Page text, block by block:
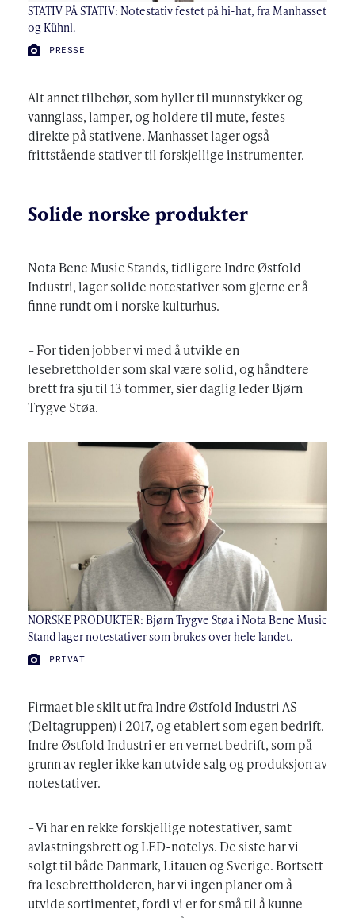
STATIV PÅ STATIV: Notestativ festet på hi-hat, fra Manhasset
og Kühnl.
FOTO:
PRESSE
Alt annet tilbehør, som hyller til munnstykker og
vannglass, lamper, og holdere til mute, festes
direkte på stativene. Manhasset lager også
frittstående stativer til forskjellige instrumenter.
Solide norske produkter
Nota Bene Music Stands, tidligere Indre Østfold
Industri, lager solide notestativer som gjerne er å
finne rundt om i norske kulturhus.
– For tiden jobber vi med å utvikle en
lesebrettholder som skal være solid, og håndtere
brett fra sju til 13 tommer, sier daglig leder Bjørn
Trygve Støa.
NORSKE PRODUKTER: Bjørn Trygve Støa i Nota Bene Music
Stand lager notestativer som brukes over hele landet.
FOTO:
PRIVAT
Firmaet ble skilt ut fra Indre Østfold Industri AS
(Deltagruppen) i 2017, og etablert som egen bedrift.
Indre Østfold Industri er en vernet bedrift, som på
grunn av regler ikke kan utvide salg og produksjon av
notestativer.
– Vi har en rekke forskjellige notestativer, samt
avlastningsbrett og LED-notelys. De siste har vi
solgt til både Danmark, Litauen og Sverige. Bortsett
fra lesebrettholderen, har vi ingen planer om å
utvide sortimentet, fordi vi er for små til å kunne